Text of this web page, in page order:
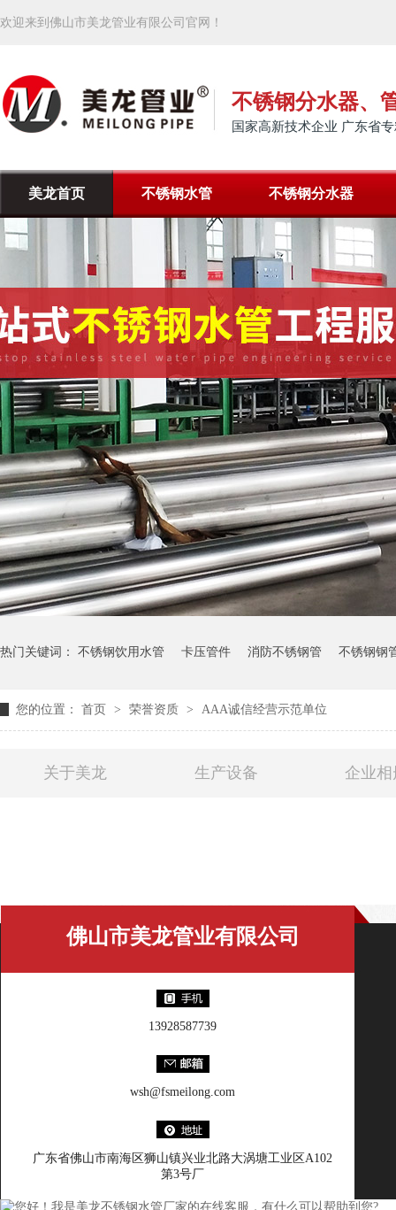
欢迎来到佛山市美龙管业有限公司官网！
不锈钢分水器、
国家高新技术企业 广东省
美龙首页 不锈钢水管 不锈钢分水器
热门关键词： 不锈钢饮用水管 卡压管件 消防不锈钢管 不锈钢钢
您的位置： 首页 > 荣誉资质 > AAA诚信经营示范单位
关于美龙 生产设备 企业相
佛山市美龙管业有限公司
13928587739
wsh@fsmeilong.com
广东省佛山市南海区狮山镇兴业北路大涡塘工业区A102
第3号厂